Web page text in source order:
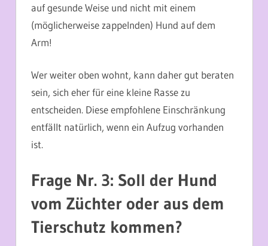
auf gesunde Weise und nicht mit einem
(möglicherweise zappelnden) Hund auf dem
Arm!
Wer weiter oben wohnt, kann daher gut beraten
sein, sich eher für eine kleine Rasse zu
entscheiden. Diese empfohlene Einschränkung
entfällt natürlich, wenn ein Aufzug vorhanden
ist.
Frage Nr. 3: Soll der Hund
vom Züchter oder aus dem
Tierschutz kommen?